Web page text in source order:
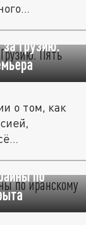
за Грузию.
о том, как
по